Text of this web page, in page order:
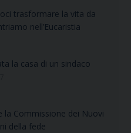
trasformare la vita da
nell’Eucaristia
la casa di un sindaco
la Commissione dei Nuovi
della fede